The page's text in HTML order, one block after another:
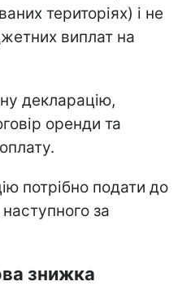
територіях) і не
виплат на
декларацію,
оренди та
потрібно подати до
за
знижка